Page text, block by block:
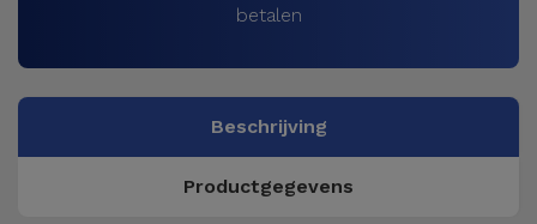
betalen
Beschrijving
Productgegevens